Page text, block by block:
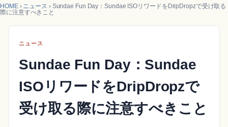
HOME› ニュース › Sundae Fun Day：Sundae ISOリワードをDripDropzで受け取る
際に注意すべきこと
ニュース
Sundae Fun Day：Sundae
ISOリワードをDripDropzで
受け取る際に注意すべきこと